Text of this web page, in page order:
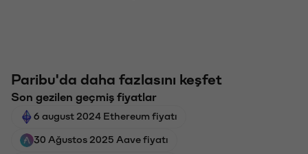
Paribu'da daha fazlasını keşfet
Son gezilen geçmiş fiyatlar
6 august 2024 Ethereum fiyatı
30 Ağustos 2025 Aave fiyatı